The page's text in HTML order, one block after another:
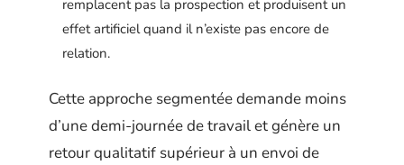
remplacent pas la prospection et produisent un
effet artificiel quand il n’existe pas encore de
relation.
Cette approche segmentée demande moins
d’une demi-journée de travail et génère un
retour qualitatif supérieur à un envoi de